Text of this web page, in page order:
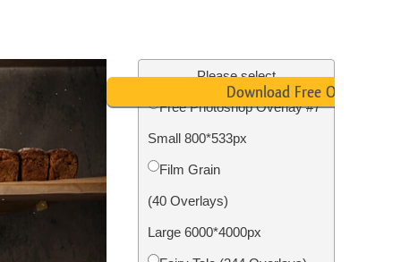
фотографій нерухомості
Реставрація фото
Професійні відео
оверлейси Please select
Free Photoshop Overlay #7
Small 800*533px
Film Grain
(40 Overlays)
Large 6000*4000px
Download Free Overlay